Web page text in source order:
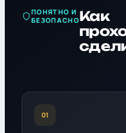
ПОНЯТНО И
БЕЗОПАСНОКак
01